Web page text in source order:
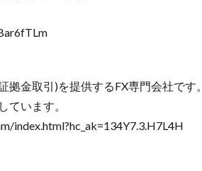
拠金取引)を提供するFX専門会社です。
ています。
index.html?hc_ak=134Y7.3.H7L4H